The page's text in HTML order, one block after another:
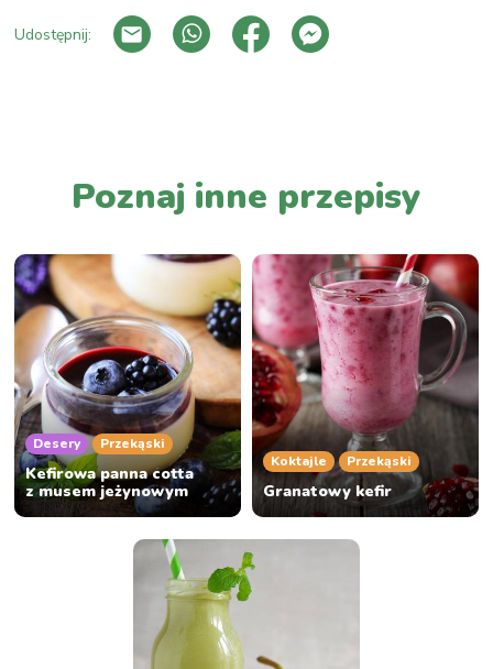
Udostępnij:
Poznaj inne przepisy
Desery Przekąski
Kefirowa panna cotta
z musem jeżynowym
Koktajle Przekąski
Granatowy kefir